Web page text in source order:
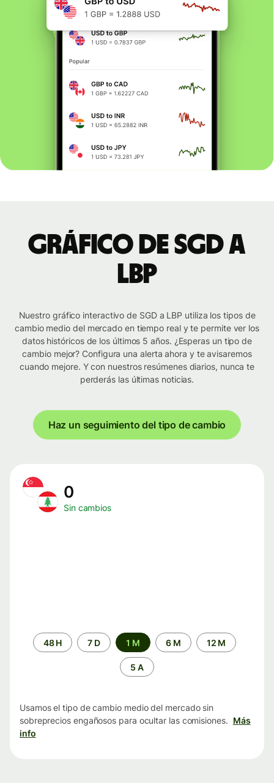
Gráfico de SGD a
LBP
Nuestro gráfico interactivo de SGD a LBP utiliza los tipos de
cambio medio del mercado en tiempo real y te permite ver los
datos históricos de los últimos 5 años. ¿Esperas un tipo de
cambio mejor? Configura una alerta ahora y te avisaremos
cuando mejore. Y con nuestros resúmenes diarios, nunca te
perderás las últimas noticias.
Haz un seguimiento del tipo de cambio
0
Sin cambios
Periodo48 H 7 D 1 M 6 M 12 M
5 A
Usamos el tipo de cambio medio del mercado sin
sobreprecios engañosos para ocultar las comisiones. Más
info